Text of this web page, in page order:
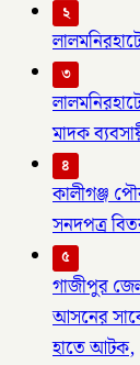
২
৩
মাদক
৪
কালীগঞ্জ
সনদপত্র
৫
গাজীপুর
আসনের
হাতে আটক,